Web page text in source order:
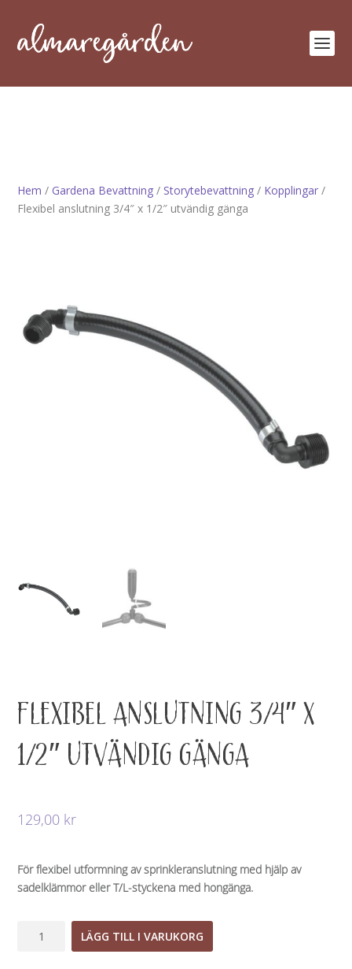
Hem / Gardena Bevattning / Storytebevattning / Kopplingar /
Flexibel anslutning 3/4″ x 1/2″ utvändig gänga
FLEXIBEL ANSLUTNING 3/4″ X
1/2″ UTVÄNDIG GÄNGA
129,00 kr
För flexibel utformning av sprinkleranslutning med hjälp av
sadelklämmor eller T/L-styckena med hongänga.
LÄGG TILL I VARUKORG